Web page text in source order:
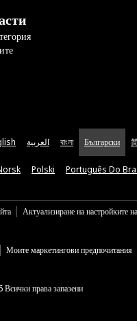
العربية বাংলা Български
Polski Português Do
Актуализиране на настройките
Моите маркетингови предпочитания
права запазени